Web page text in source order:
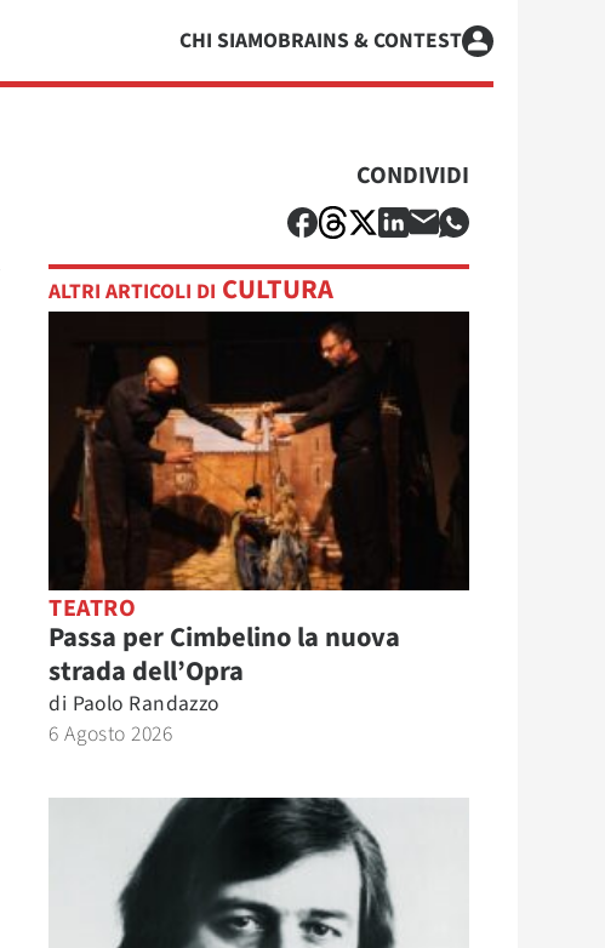
CHI SIAMOBRAINS & CONTEST
CONDIVIDI
ALTRI ARTICOLI DI CULTURA
TEATRO
Passa per Cimbelino la nuova
strada dell’Opra
di Paolo Randazzo
6 Agosto 2026